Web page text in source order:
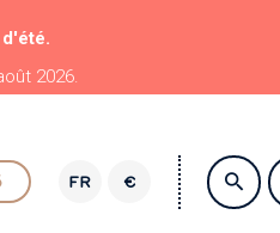
2026.
FR €